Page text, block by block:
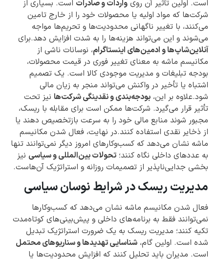
است. اولین تأثیر آن روی واردات و صادرات است. بسیاری از
شرکت‌ها که مواد اولیه یا محصولات خود را از خارج تامین
می‌کنند، با تغییر ناگهانی محدودیت‌ها و تحریم‌ها مواجه
می‌شوند و این می‌تواند هزینه‌ها را به شدت افزایش دهد.برای
آنلاین‌شاپ‌ها و ادمین‌های اینستاگرام، نوسانات ناشی از
مکانیسم ماشه به معنای تغییر فوری در قیمت محصولات،
بودجه تبلیغات و مدیریت موجودی کالا است. یک تصمیم
اشتباه یا تأخیر در واکنش می‌تواند منجر به زیان مالی
شود.علاوه بر این، بودجه‌بندی و نقدینگی شرکت‌ها نیز تحت
تأثیر قرار می‌گیرد. شرکت‌ها ممکن است برای مقابله با ریسک،
مجبور شوند منابع مالی خود را به سرعت بازتخصیص دهند یا
از ذخایر نقدی استفاده کنند.در نهایت، فعال شدن مکانیسم
ماشه نشان می‌دهد که کسب‌وکارهای امروز دیگر نمی‌توانند تنها
به عددهای داخلی نگاه کنند؛ تحولات بین‌المللی و سیاسی نیز
بخشی جدایی‌ناپذیر از تصمیمات روزانه و استراتژیک آن‌هاست.
مدیریت ریسک در شرایط نوسان سیاسی
فعال شدن مکانیسم ماشه نشان می‌دهد که کسب‌وکارها
نمی‌توانند فقط به برنامه‌های داخلی و پیش‌بینی‌های کوتاه‌مدت
تکیه کنند؛ مدیریت ریسک به یک ضرورت استراتژیک تبدیل
شده است. اولین گام، شناسایی تهدیدها و سناریوهای محتمل
است. مدیران باید تحلیل کنند که افزایش محدودیت‌ها یا